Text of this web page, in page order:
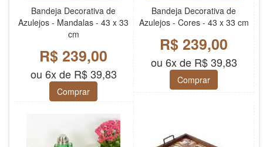
Bandeja Decorativa de
Azulejos - Mandalas - 43 x 33
cm
R$ 239,00
ou 6x de R$ 39,83
Comprar
Bandeja Decorativa de
Azulejos - Cores - 43 x 33 cm
R$ 239,00
ou 6x de R$ 39,83
Comprar